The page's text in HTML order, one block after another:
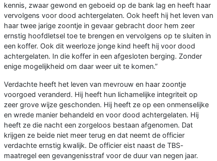
kennis, zwaar gewond en geboeid op de bank lag en heeft haar
vervolgens voor dood achtergelaten. Ook heeft hij het leven van
haar twee jarige zoontje in gevaar gebracht door hem zeer
ernstig hoofdletsel toe te brengen en vervolgens op te sluiten in
een koffer. Ook dit weerloze jonge kind heeft hij voor dood
achtergelaten. In die koffer in een afgesloten berging. Zonder
enige mogelijkheid om daar weer uit te komen.”
Verdachte heeft het leven van mevrouw en haar zoontje
voorgoed veranderd. Hij heeft hun lichamelijke integriteit op
zeer grove wijze geschonden. Hij heeft ze op een onmenselijke
en wrede manier behandeld en voor dood achtergelaten. Hij
heeft ze die nacht een zorgeloos bestaan afgenomen. Dat
krijgen ze beide niet meer terug en dat neemt de officier
verdachte ernstig kwalijk. De officier eist naast de TBS-
maatregel een gevangenisstraf voor de duur van negen jaar.